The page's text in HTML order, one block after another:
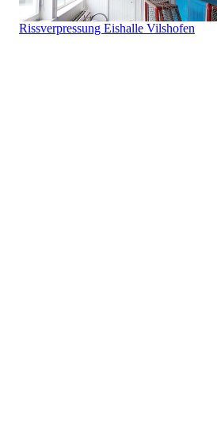
Rissverpressung Eishalle Vilshofen